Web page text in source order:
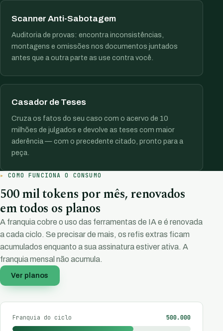
Scanner Anti-Sabotagem
Auditoria de provas: encontra inconsistências,
montagens e omissões nos documentos juntados
antes que a outra parte as use contra você.
Casador de Teses
Cruza os fatos do seu caso com o acervo de 10
milhões de julgados e devolve as teses com maior
aderência — com o precedente citado, pronto para a
peça.
COMO FUNCIONA O CONSUMO
500 mil tokens por mês, renovados
em todos os planos
A franquia cobre o uso das ferramentas de IA e é renovada
a cada ciclo. Se precisar de mais, os refis extras ficam
acumulados enquanto a sua assinatura estiver ativa. A
franquia mensal não acumula.
Ver planos
Franquia do ciclo 500.000